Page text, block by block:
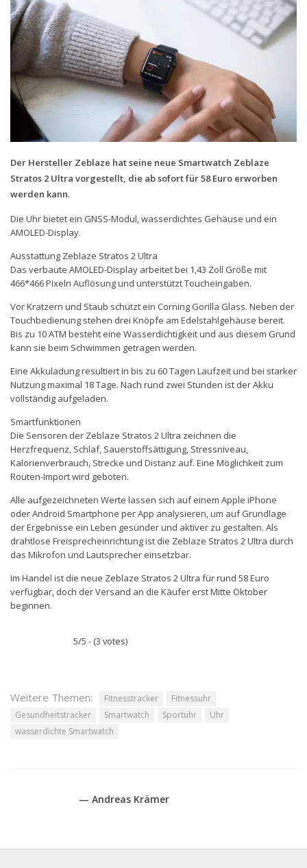
o2
Smartphonetarife
Prepaid-Tarife
Datentarife
Flatrate-Prepaidtarife
Mobilfunk-Vergleichsrechner
Mobilfunk-Tarifrechner
Flatrate-Datentarife
Der Hersteller Zeblaze hat seine neue Smartwatch Zeblaze
Stratos 2 Ultra vorgestellt, die ab sofort für 58 Euro erworben
werden kann.
Die Uhr bietet ein GNSS-Modul, wasserdichtes Gehäuse und ein
AMOLED-Display.
Ausstattung Zeblaze Stratos 2 Ultra
Das verbaute AMOLED-Display arbeitet bei 1,43 Zoll Größe mit
466*466 Pixeln Auflösung und unterstützt Toucheingaben.
Vor Kratzern und Staub schützt ein Corning Gorilla Glass. Neben der
Touchbedienung stehen drei Knöpfe am Edelstahlgehäuse bereit.
Bis zu 10 ATM besteht eine Wasserdichtigkeit und aus diesem Grund
kann sie beim Schwimmen getragen werden.
Eine Akkuladung resultiert in bis zu 60 Tagen Laufzeit und bei starker
Nutzung maximal 18 Tage. Nach rund zwei Stunden ist der Akku
vollständig aufgeladen.
Smartfunktionen
Die Sensoren der Zeblaze Stratos 2 Ultra zeichnen die
Herzfrequenz, Schlaf, Sauerstoffsättigung, Stressniveau,
Kalorienverbrauch, Strecke und Distanz auf. Eine Möglichkeit zum
Routen-Import wird geboten.
Alle aufgezeichneten Werte lassen sich auf einem Apple iPhone
oder Android Smartphone per App analysieren, um auf Grundlage
der Ergebnisse ein Leben gesünder und aktiver zu gestalten. Als
drahtlose Freisprecheinrichtung ist die Zeblaze Stratos 2 Ultra durch
das Mikrofon und Lautsprecher einsetzbar.
Im Handel ist die neue Zeblaze Stratos 2 Ultra für rund 58 Euro
verfügbar, doch der Versand an die Käufer erst Mitte Oktober
beginnen.
5/5 - (3 votes)
Weitere Themen: Fitnesstracker
Fitnessuhr
Gesundheitstracker
Smartwatch Sportuhr
Uhr
wasserdichte Smartwatch
— Andreas Krämer